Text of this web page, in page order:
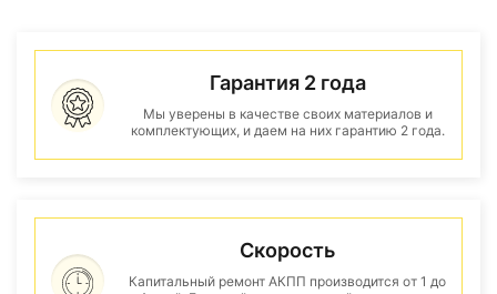
Гарантия 2 года
Мы уверены в качестве своих материалов и
комплектующих, и даем на них гарантию 2 года.
Скорость
Капитальный ремонт АКПП производится от 1 до